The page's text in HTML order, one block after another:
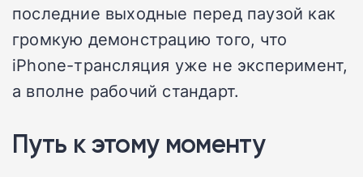
последние выходные перед паузой как
громкую демонстрацию того, что
iPhone-трансляция уже не эксперимент,
а вполне рабочий стандарт.
Путь к этому моменту